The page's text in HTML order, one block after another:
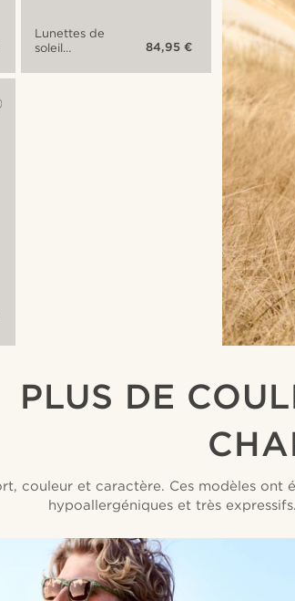
Lunettes de
soleil
Wylie Thea
84,95 €
PLUS DE
couleur et caractère. Ces modèles ont
hypoallergéniques et très